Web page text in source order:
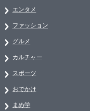
エンタメ
ファッション
グルメ
カルチャー
スポーツ
おでかけ
まめ学